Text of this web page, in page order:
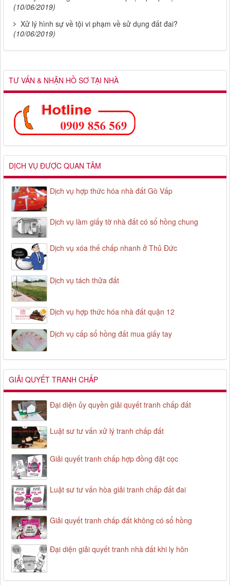
(10/06/2019)
Xử lý hình sự về tội vi phạm về sử dụng đất đai?
(10/06/2019)
TƯ VẤN & NHẬN HỒ SƠ TẠI NHÀ
DỊCH VỤ ĐƯỢC QUAN TÂM
Dịch vụ hợp thức hóa nhà đất Gò Vấp
Dịch vụ làm giấy tờ nhà đất có sổ hồng chung
Dịch vụ xóa thế chấp nhanh ở Thủ Đức
Dịch vụ tách thửa đất
Dịch vụ hợp thức hóa nhà đất quận 12
Dịch vụ cấp sổ hồng đất mua giấy tay
GIẢI QUYẾT TRANH CHẤP
Đại diện ủy quyền giải quyết tranh chấp đất
Luật sư tư vấn xử lý tranh chấp đất
Giải quyết tranh chấp hợp đồng đặt cọc
Luật sư tư vấn hòa giải tranh chấp đất đai
Giải quyết tranh chấp đất không có sổ hồng
Đại diện giải quyết tranh nhà đất khi ly hôn